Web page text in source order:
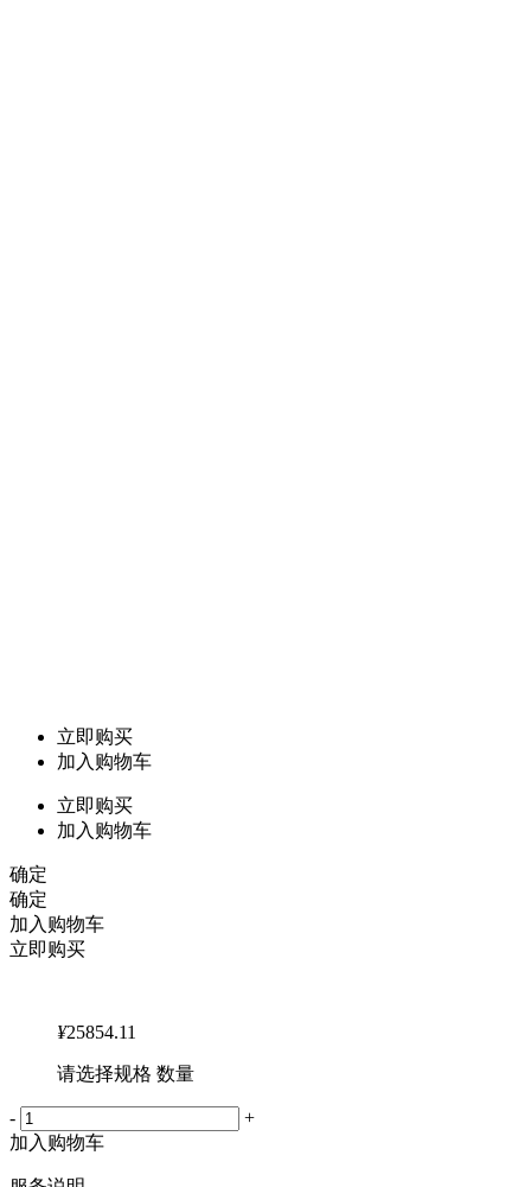
立即购买
加入购物车
立即购买
加入购物车
确定
确定
加入购物车
立即购买
¥25854.11
请选择规格 数量
-
+
加入购物车